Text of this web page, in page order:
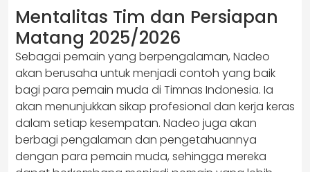
Mentalitas Tim dan Persiapan
Matang 2025/2026
Sebagai pemain yang berpengalaman, Nadeo
akan berusaha untuk menjadi contoh yang baik
bagi para pemain muda di Timnas Indonesia. Ia
akan menunjukkan sikap profesional dan kerja keras
dalam setiap kesempatan. Nadeo juga akan
berbagi pengalaman dan pengetahuannya
dengan para pemain muda, sehingga mereka